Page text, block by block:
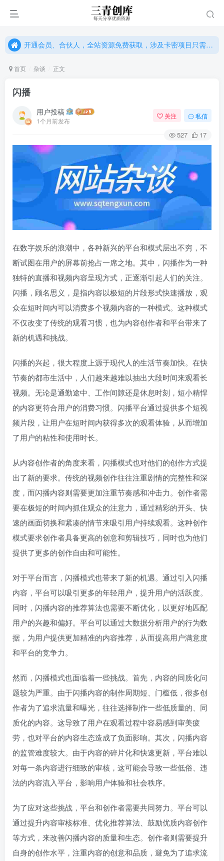
开通会员、合伙人，全站资源免费获取，涉及卡密项目只需单独购卡密（位置：网站右下悬浮按钮）
开通会员、合伙人，全站资源免费获取，涉及卡密项目只需单独购卡密（位置：网站右下悬浮按钮）
首页 杂谈 正文
闪播
用户投稿
1个月前发布
关注 私信
527 17
在数字娱乐的浪潮中，各种新兴的平台和模式层出不穷，不
断试图在用户的屏幕前抢占一席之地。其中，闪播作为一种
独特的直播和视频内容呈现方式，正逐渐引起人们的关注。
闪播，顾名思义，是指内容以极短的片段形式快速播放，观
众在短时间内可以消费多个视频内容的一种模式。这种模式
不仅改变了传统的观看习惯，也为内容创作者和平台带来了
新的机遇和挑战。
闪播的兴起，很大程度上源于现代人的生活节奏加快。在快
节奏的都市生活中，人们越来越难以抽出大段时间来观看长
视频。无论是通勤途中、工作间隙还是休息时刻，短小精悍
的内容更符合用户的消费习惯。闪播平台通过提供多个短视
频片段，让用户在短时间内获得多次的观看体验，从而增加
了用户的粘性和使用时长。
从内容创作者的角度来看，闪播模式也对他们的创作方式提
出了新的要求。传统的视频创作往往注重剧情的完整性和深
度，而闪播内容则需要更加注重节奏感和冲击力。创作者需
要在极短的时间内抓住观众的注意力，通过精彩的开头、快
速的画面切换和紧凑的情节来吸引用户持续观看。这种创作
模式要求创作者具备更高的创意和剪辑技巧，同时也为他们
提供了更多的创作自由和可能性。
对于平台而言，闪播模式也带来了新的机遇。通过引入闪播
内容，平台可以吸引更多的年轻用户，提升用户的活跃度。
同时，闪播内容的推荐算法也需要不断优化，以更好地匹配
用户的兴趣和偏好。平台可以通过大数据分析用户的行为数
据，为用户提供更加精准的内容推荐，从而提高用户满意度
和平台的竞争力。
然而，闪播模式也面临着一些挑战。首先，内容的同质化问
题较为严重。由于闪播内容的制作周期短、门槛低，很多创
作者为了追求流量和曝光，往往选择制作一些低质量的、同
质化的内容。这导致了用户在观看过程中容易感到审美疲
劳，也对平台的内容生态造成了负面影响。其次，闪播内容
的监管难度较大。由于内容的碎片化和快速更新，平台难以
对每一条内容进行细致的审核，这可能会导致一些低俗、违
法的内容流入平台，影响用户体验和社会秩序。
为了应对这些挑战，平台和创作者需要共同努力。平台可以
通过提升内容审核标准、优化推荐算法、鼓励优质内容创作
等方式，来改善闪播内容的质量和生态。创作者则需要提升
自身的创作水平，注重内容的创意和品质，避免为了追求流